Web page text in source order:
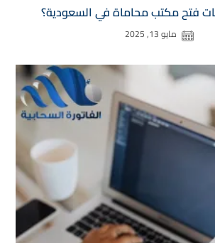
فتح مكتب محاماة في السعودية​؟
مايو 13, 2025